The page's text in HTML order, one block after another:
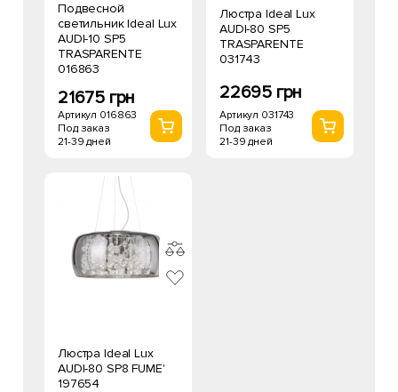
Подвесной
светильник Ideal Lux
AUDI-10 SP5
TRASPARENTE
016863
21675 грн
Артикул 016863
Под заказ
21-39 дней
Люстра Ideal Lux
AUDI-80 SP5
TRASPARENTE
031743
22695 грн
Артикул 031743
Под заказ
21-39 дней
Люстра Ideal Lux
AUDI-80 SP8 FUME'
197654